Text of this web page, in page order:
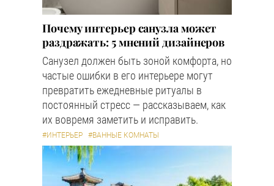
Почему интерьер санузла может
раздражать: 5 мнений дизайнеров
Санузел должен быть зоной комфорта, но
частые ошибки в его интерьере могут
превратить ежедневные ритуалы в
постоянный стресс — рассказываем, как
их вовремя заметить и исправить.
#ИНТЕРЬЕР #ВАННЫЕ КОМНАТЫ